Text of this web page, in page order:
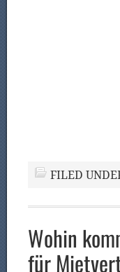
FILED
Wohin
für